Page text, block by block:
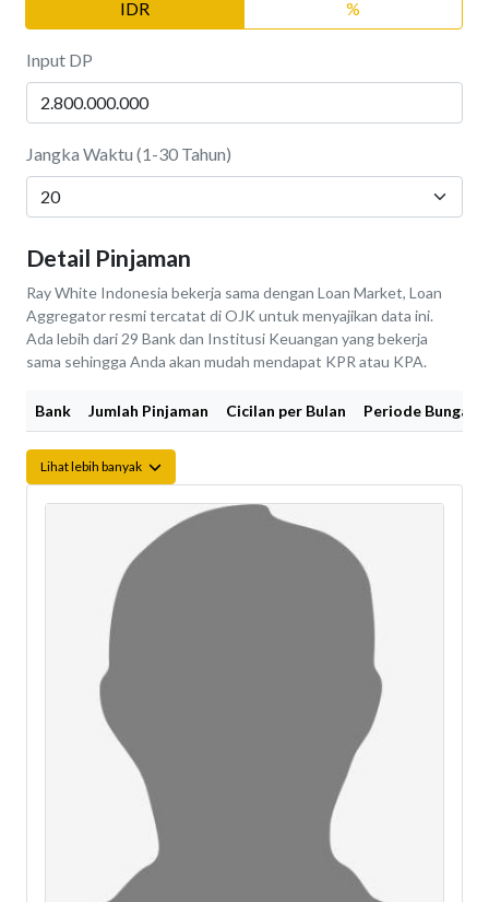
IDR %
Input DP
Jangka Waktu (1-30 Tahun)
Detail Pinjaman
Ray White Indonesia bekerja sama dengan Loan Market, Loan
Aggregator resmi tercatat di OJK untuk menyajikan data ini.
Ada lebih dari 29 Bank dan Institusi Keuangan yang bekerja
sama sehingga Anda akan mudah mendapat KPR atau KPA.
Bank Jumlah Pinjaman Cicilan per Bulan Periode Bunga
Lihat lebih banyak